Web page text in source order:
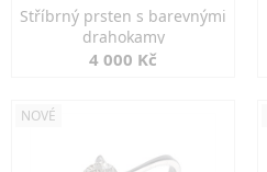
Stříbrný prsten s barevnými
drahokamy
4 000 Kč
NOVÉ